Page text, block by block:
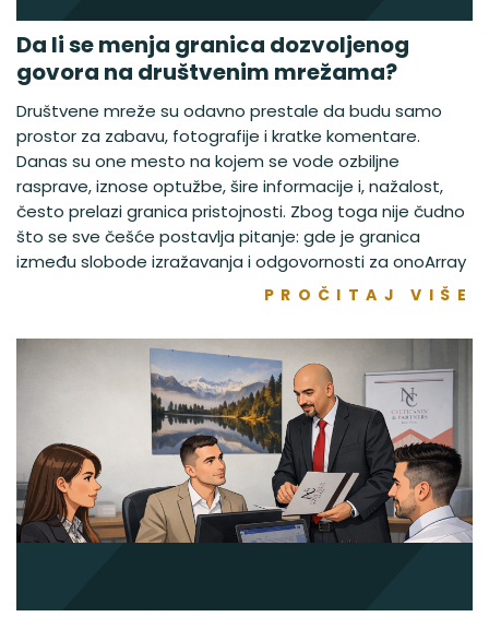
Da li se menja granica dozvoljenog
govora na društvenim mrežama?
Društvene mreže su odavno prestale da budu samo
prostor za zabavu, fotografije i kratke komentare.
Danas su one mesto na kojem se vode ozbiljne
rasprave, iznose optužbe, šire informacije i, nažalost,
često prelazi granica pristojnosti. Zbog toga nije čudno
što se sve češće postavlja pitanje: gde je granica
između slobode izražavanja i odgovornosti za onoArray
PROČITAJ VIŠE